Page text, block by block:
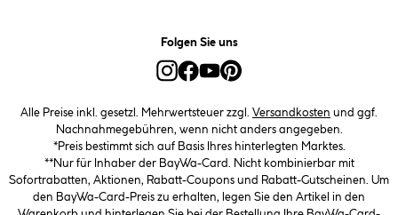
Folgen Sie uns
Alle Preise inkl. gesetzl. Mehrwertsteuer zzgl. Versandkosten und ggf.
Nachnahmegebühren, wenn nicht anders angegeben.
*Preis bestimmt sich auf Basis Ihres hinterlegten Marktes.
**Nur für Inhaber der BayWa-Card. Nicht kombinierbar mit
Sofortrabatten, Aktionen, Rabatt-Coupons und Rabatt-Gutscheinen. Um
den BayWa-Card-Preis zu erhalten, legen Sie den Artikel in den